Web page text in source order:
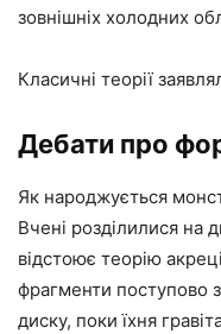
зовнішніх холодних
Класичні теорії
Дебати про
Як народжується
Вчені розділилися на
відстоює теорію
фрагменти поступово
диску, поки їхня